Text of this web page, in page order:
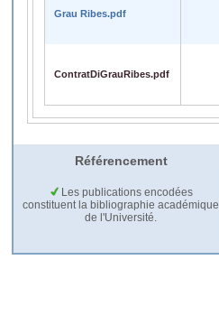
Grau Ribes.pdf
ContratDiGrauRibes.pdf
Référencement
Les publications encodées
constituent la bibliographie académique
de l'Université.